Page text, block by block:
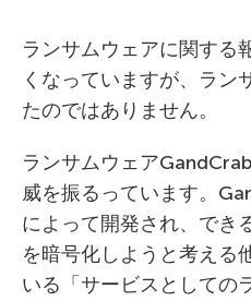
ランサムウェアに関する
くなっていますが、ラン
たのではありません。
ランサムウェア
威を振るっています。
によって開発され、でき
を暗号化しようと考える
いる「サービスとしての